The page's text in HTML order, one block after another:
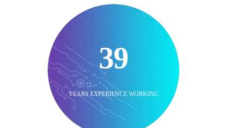
39
YEARS EXPERIENCE WORKING